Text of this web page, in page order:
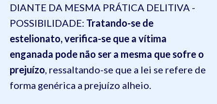
DIANTE DA MESMA PRÁTICA DELITIVA -
POSSIBILIDADE: Tratando-se de
estelionato, verifica-se que a vítima
enganada pode não ser a mesma que sofre o
prejuízo, ressaltando-se que a lei se refere de
forma genérica a prejuízo alheio.